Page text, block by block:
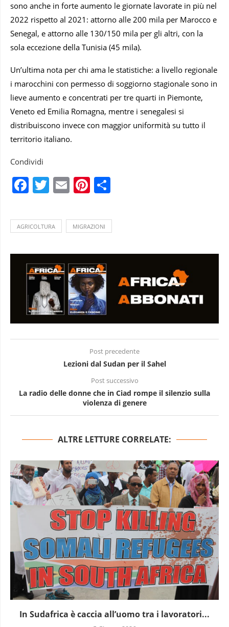
sono anche in forte aumento le giornate lavorate in più nel
2022 rispetto al 2021: attorno alle 200 mila per Marocco e
Senegal, e attorno alle 130/150 mila per gli altri, con la
sola eccezione della Tunisia (45 mila).
Un’ultima nota per chi ama le statistiche: a livello regionale
i marocchini con permesso di soggiorno stagionale sono in
lieve aumento e concentrati per tre quarti in Piemonte,
Veneto ed Emilia Romagna, mentre i senegalesi si
distribuiscono invece con maggior uniformità su tutto il
territorio italiano.
Condividi
Facebook
Twitter
EmailPinterest
AGRICOLTURA MIGRAZIONI
Post precedente
Lezioni dal Sudan per il Sahel
Post successivo
La radio delle donne che in Ciad rompe il silenzio sulla
violenza di genere
ALTRE LETTURE CORRELATE:
In Sudafrica è caccia all’uomo tra i lavoratori...